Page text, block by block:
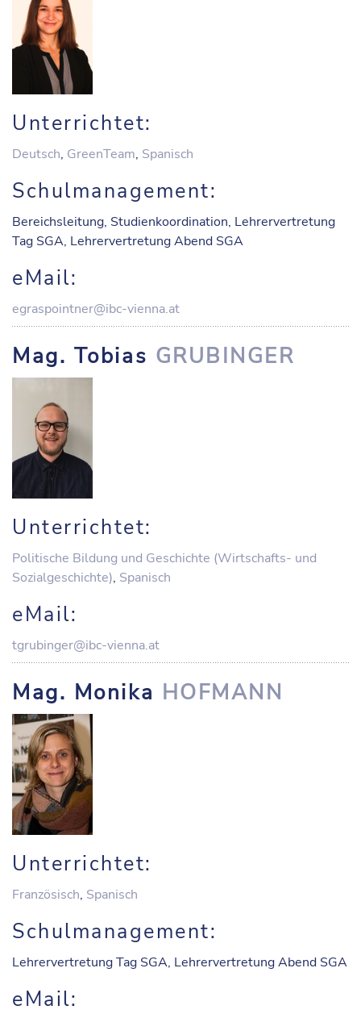
Unterrichtet:
Deutsch, GreenTeam, Spanisch
Schulmanagement:
Bereichsleitung, Studienkoordination, Lehrervertretung
Tag SGA, Lehrervertretung Abend SGA
eMail:
egraspointner@ibc-vienna.at
Mag. Tobias GRUBINGER
Unterrichtet:
Politische Bildung und Geschichte (Wirtschafts- und
Sozialgeschichte), Spanisch
eMail:
tgrubinger@ibc-vienna.at
Mag. Monika HOFMANN
Unterrichtet:
Französisch, Spanisch
Schulmanagement:
Lehrervertretung Tag SGA, Lehrervertretung Abend SGA
eMail: